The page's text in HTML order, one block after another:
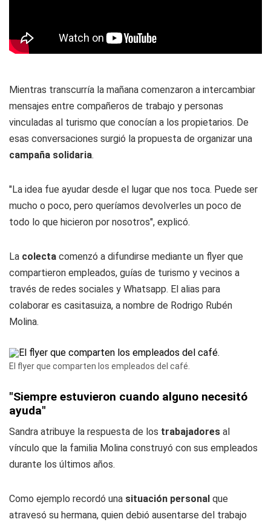
Mientras transcurría la mañana comenzaron a intercambiar
mensajes entre compañeros de trabajo y personas
vinculadas al turismo que conocían a los propietarios. De
esas conversaciones surgió la propuesta de organizar una
campaña solidaria.
"La idea fue ayudar desde el lugar que nos toca. Puede ser
mucho o poco, pero queríamos devolverles un poco de
todo lo que hicieron por nosotros", explicó.
La colecta comenzó a difundirse mediante un flyer que
compartieron empleados, guías de turismo y vecinos a
través de redes sociales y Whatsapp. El alias para
colaborar es casitasuiza, a nombre de Rodrigo Rubén
Molina.
El flyer que comparten los empleados del café.
"Siempre estuvieron cuando alguno necesitó
ayuda"
Sandra atribuye la respuesta de los trabajadores al
vínculo que la familia Molina construyó con sus empleados
durante los últimos años.
Como ejemplo recordó una situación personal que
atravesó su hermana, quien debió ausentarse del trabajo